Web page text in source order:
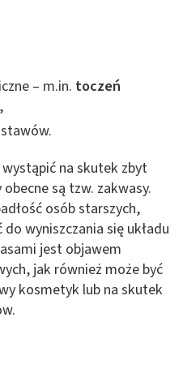
– m.in. toczeń
,
na skutek zbyt
są tzw. zakwasy.
osób starszych,
wyniszczania się układu
jest objawem
jak również może być
kosmetyk lub na skutek